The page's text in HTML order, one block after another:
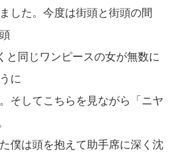
した。今度は街頭と街頭の間
同じワンピースの女が無数に
に
そしてこちらを見ながら「ニヤ
僕は頭を抱えて助手席に深く沈